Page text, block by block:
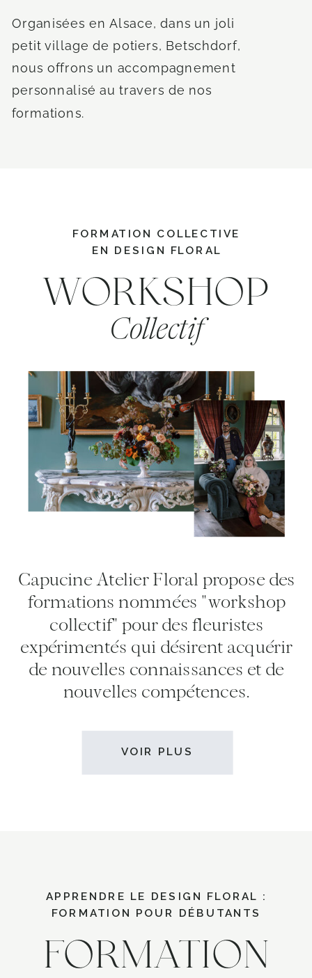
Organisées en Alsace, dans un joli
petit village de potiers, Betschdorf,
nous offrons un accompagnement
personnalisé au travers de nos
formations.
VOIR PLUS
Capucine Atelier Floral propose des
formations nommées "workshop
collectif" pour des fleuristes
expérimentés qui désirent acquérir
de nouvelles connaissances et de
nouvelles compétences.
FORMATION COLLECTIVE
EN DESIGN FLORAL
Collectif
WORKSHOP
APPRENDRE LE DESIGN FLORAL :
FORMATION POUR DÉBUTANTS
FORMATION